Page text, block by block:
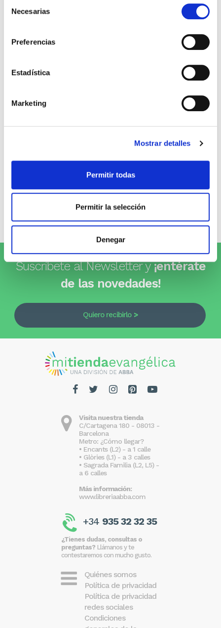
Necesarias
Preferencias
Estadística
Marketing
Mostrar detalles
Permitir todas
Permitir la selección
Denegar
cámara y acción!
Garrido
9,49€
Gente Común Perdidos y
0,80€ (5%)
0
Escribe tu opinión
Suscríbete al Newsletter y¡entérate
de las novedades!
Quiero recibirlo
Visita nuestra tienda
C/Cartagena 180 - 08013 -
Barcelona
Metro: ¿Cómo llegar?
• Encants (L2) - a 1 calle
• Glòries (L1) - a 3 calles
• Sagrada Familia (L2, L5) -
a 6 calles
Más información:
www.libreriaabba.com
+34 935 32 32 35
¿Tienes dudas, consultas o
preguntas? Llámanos y te
contestaremos con mucho gusto.
Quiénes somos
Política de privacidad
Política de privacidad
redes sociales
Condiciones